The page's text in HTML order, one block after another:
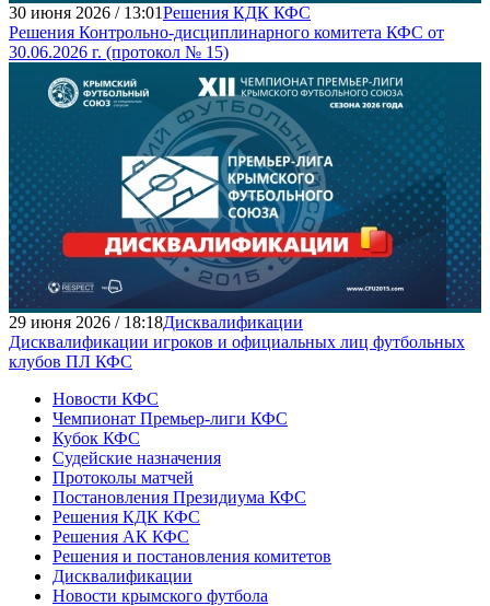
30 июня 2026 / 13:01Решения КДК КФС
Решения Контрольно-дисциплинарного комитета КФС от
30.06.2026 г. (протокол № 15)
29 июня 2026 / 18:18Дисквалификации
Дисквалификации игроков и официальных лиц футбольных
клубов ПЛ КФС
Новости КФС
Чемпионат Премьер-лиги КФС
Кубок КФС
Судейские назначения
Протоколы матчей
Постановления Президиума КФС
Решения КДК КФС
Решения АК КФС
Решения и постановления комитетов
Дисквалификации
Новости крымского футбола